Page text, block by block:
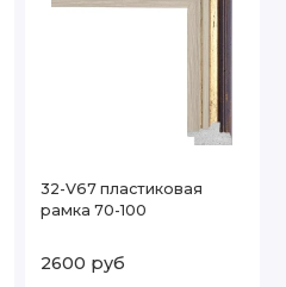
32-V67 пластиковая
рамка 70-100
2600 руб